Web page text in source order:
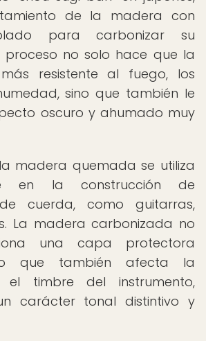
de la madera con
para carbonizar su
proceso no solo hace que la
resistente al fuego, los
sino que también le
oscuro y ahumado muy
madera quemada se utiliza
en la construcción de
cuerda, como guitarras,
La madera carbonizada no
una capa protectora
que también afecta la
el timbre del instrumento,
carácter tonal distintivo y